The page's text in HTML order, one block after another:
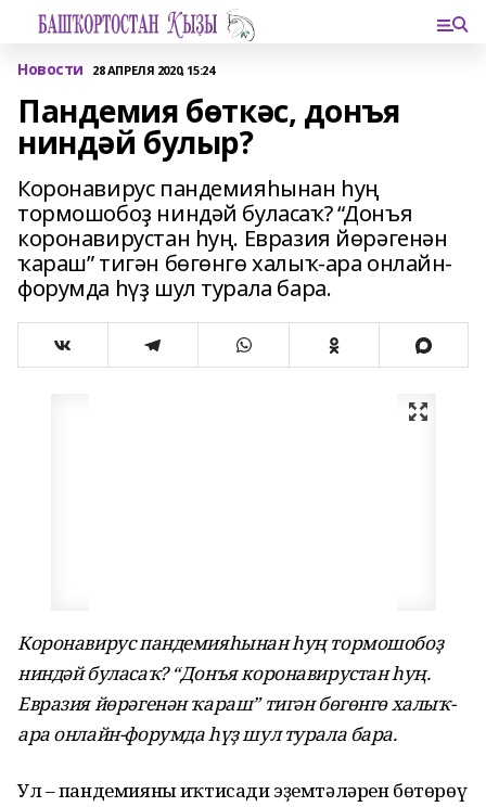
Новости 28 АПРЕЛЯ 2020, 15:24
Пандемия бөткәс, донъя
ниндәй булыр?
Коронавирус пандемияһынан һуң
тормошобоҙ ниндәй буласаҡ? “Донъя
коронавирустан һуң. Евразия йөрәгенән
ҡараш” тигән бөгөнгө халыҡ-ара онлайн-
форумда һүҙ шул турала бара.
Коронавирус пандемияһынан һуң тормошобоҙ
ниндәй буласаҡ? “Донъя коронавирустан һуң.
Евразия йөрәгенән ҡараш” тигән бөгөнгө халыҡ-
ара онлайн-форумда һүҙ шул турала бара.
Ул – пандемияның иҡтисади эҙемтәләрен бөтөрөү